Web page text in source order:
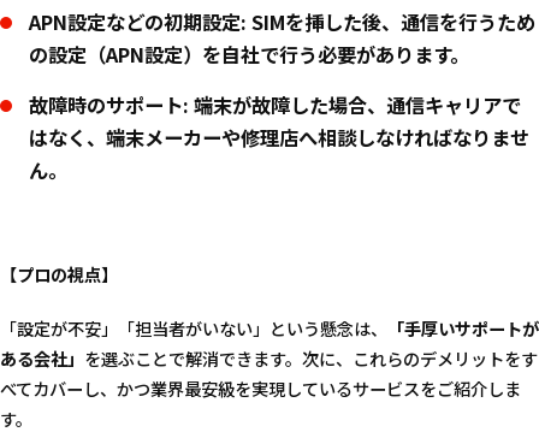
APN設定などの初期設定: SIMを挿した後、通信を行うため
の設定（APN設定）を自社で行う必要があります。
故障時のサポート: 端末が故障した場合、通信キャリアで
はなく、端末メーカーや修理店へ相談しなければなりませ
ん。
【プロの視点】
「設定が不安」「担当者がいない」という懸念は、
「手厚いサポートが
ある会社」 を選ぶことで解消できます。次に、これらのデメリットをす
べてカバーし、かつ業界最安級を実現しているサービスをご紹介しま
す。